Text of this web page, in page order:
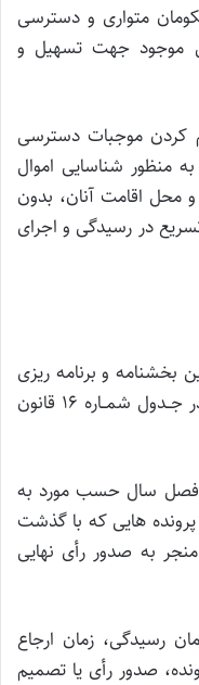
متواری و دسترسی
موجود جهت تسهیل و
کردن موجبات دسترسی
منظور شناسایی اموال
محل اقامت آنان، بدون
در رسیدگی و اجرای
بخشنامه و برنامه ریزی
و اقــدام به منظــور تحقق هدف مقــرر در جــدول شمــاره ۱۶ قانون
فصل سال حسب مورد به
هایی که با گذشت
به صدور رأی نهایی
رسیدگی، زمان ارجاع
صدور رأی یا تصمیم